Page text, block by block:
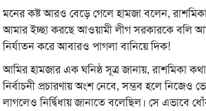
মনের কষ্ট আরও বেড়ে গেলে হামজা বলেন,
আমার ইচ্ছা করছে আওয়ামী লীগ সরকারকে বলি
নির্যাতন করে আবারও পাগলা বানিয়ে দিক!
আমির হামজার এক ঘনিষ্ঠ সূত্র জানায়, রাশমিকা কথা
নির্বাচনী প্রচারণায় অংশ নেবে, সম্ভব হলে নিজেও
লাগলেও নির্দ্বিধায় জানাতে বলেছিল। সে এভাবে